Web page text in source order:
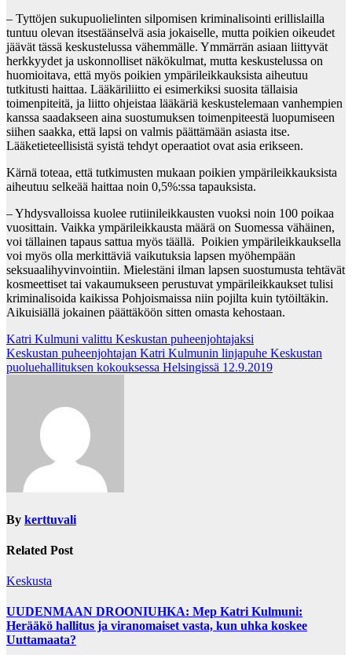
– Tyttöjen sukupuolielinten silpomisen kriminalisointi erillislailla
tuntuu olevan itsestäänselvä asia jokaiselle, mutta poikien oikeudet
jäävät tässä keskustelussa vähemmälle. Ymmärrän asiaan liittyvät
herkkyydet ja uskonnolliset näkökulmat, mutta keskustelussa on
huomioitava, että myös poikien ympärileikkauksista aiheutuu
tutkitusti haittaa. Lääkäriliitto ei esimerkiksi suosita tällaisia
toimenpiteitä, ja liitto ohjeistaa lääkäriä keskustelemaan vanhempien
kanssa saadakseen aina suostumuksen toimenpiteestä luopumiseen
siihen saakka, että lapsi on valmis päättämään asiasta itse.
Lääketieteellisistä syistä tehdyt operaatiot ovat asia erikseen.
Kärnä toteaa, että tutkimusten mukaan poikien ympärileikkauksista
aiheutuu selkeää haittaa noin 0,5%:ssa tapauksista.
– Yhdysvalloissa kuolee rutiinileikkausten vuoksi noin 100 poikaa
vuosittain. Vaikka ympärileikkausta määrä on Suomessa vähäinen,
voi tällainen tapaus sattua myös täällä. Poikien ympärileikkauksella
voi myös olla merkittäviä vaikutuksia lapsen myöhempään
seksuaalihyvinvointiin. Mielestäni ilman lapsen suostumusta tehtävät
kosmeettiset tai vakaumukseen perustuvat ympärileikkaukset tulisi
kriminalisoida kaikissa Pohjoismaissa niin pojilta kuin tytöiltäkin.
Aikuisiällä jokainen päättäköön sitten omasta kehostaan.
Post
navigation
Katri Kulmuni valittu Keskustan puheenjohtajaksi
Keskustan puheenjohtajan Katri Kulmunin linjapuhe Keskustan
puoluehallituksen kokouksessa Helsingissä 12.9.2019
By kerttuvali
Related Post
Keskusta
UUDENMAAN DROONIUHKA: Mep Katri Kulmuni:
Herääkö hallitus ja viranomaiset vasta, kun uhka koskee
Uuttamaata?